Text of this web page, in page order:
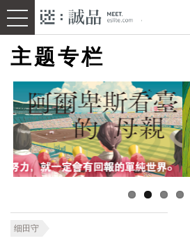
主题专栏
细田守